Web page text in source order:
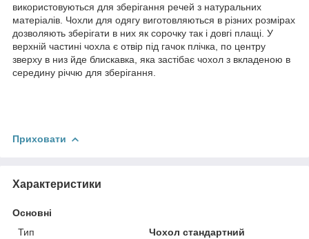
використовуються для зберігання речей з натуральних
матеріалів. Чохли для одягу виготовляються в різних розмірах
дозволяють зберігати в них як сорочку так і довгі плащі. У
верхній частині чохла є отвір під гачок плічка, по центру
зверху в низ йде блискавка, яка застібає чохол з вкладеною в
середину річчю для зберігання.
Приховати
Характеристики
Основні
Тип
Чохол стандартний